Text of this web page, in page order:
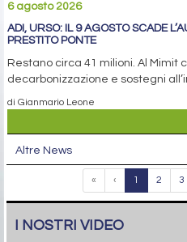
6 agosto 2026
ADI, URSO: IL 9 AGOSTO SCADE
PRESTITO PONTE
Restano circa 41 milioni. Al Mimit
decarbonizzazione e sostegni
di Gianmario Leone
Altre News
« ‹ 1 2 3
I NOSTRI VIDEO